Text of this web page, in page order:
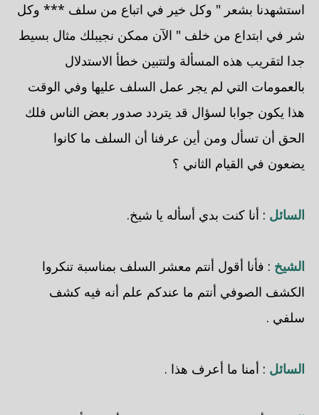
استشهدنا بشعر " وكل خير في اتباع من سلف *** وكل
شر في ابتداع من خلف " الآن ممكن نجيبلك مثال بسيط
جدا لتقريب هذه المسألة ولتتبين خطأ الاستدلال
بالعمومات التي لم يجر عمل السلف عليها وفي الوقت
هذا يكون جوابا لسؤال قد يتردد صدور بعض الناس فلك
الحق أن تسأل ومن أين عرفنا أن السلف ما كانوا
يضعون في القيام الثاني ؟
السائل : أنا كنت بدي أسأله يا شيخ.
الشيخ : فأنا أقول أنتم معشر السلف بمناسبة تنكروا
الكشف الصوفي أنتم ما عندكم علم أنه فيه كشف
سلفي .
السائل : أمنا ما أعرف هذا .